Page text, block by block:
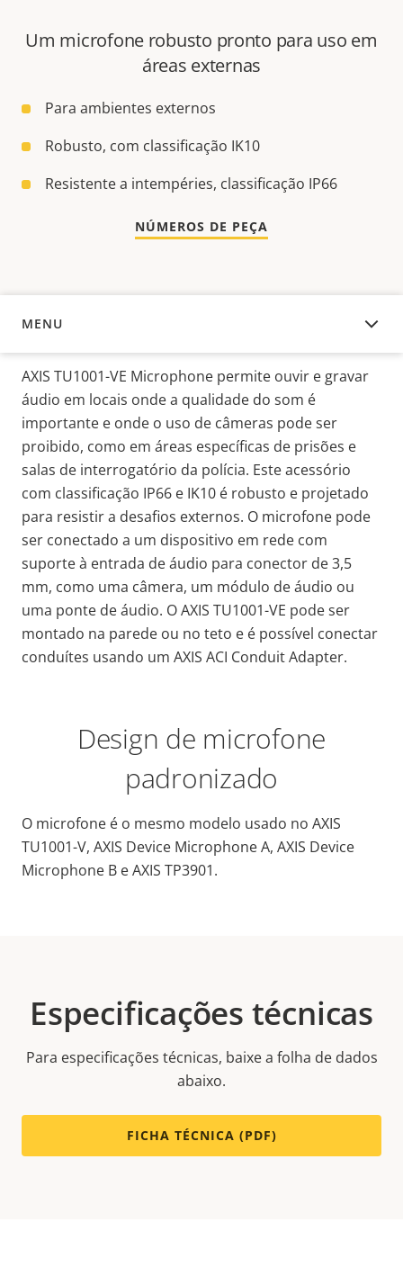
Um microfone robusto pronto para uso em
áreas externas
Para ambientes externos
Robusto, com classificação IK10
Resistente a intempéries, classificação IP66
NÚMEROS DE PEÇA
MENU
VISÃO GERAL
AXIS TU1001-VE Microphone permite ouvir e gravar
áudio em locais onde a qualidade do som é
importante e onde o uso de câmeras pode ser
proibido, como em áreas específicas de prisões e
salas de interrogatório da polícia. Este acessório
com classificação IP66 e IK10 é robusto e projetado
para resistir a desafios externos. O microfone pode
ser conectado a um dispositivo em rede com
suporte à entrada de áudio para conector de 3,5
mm, como uma câmera, um módulo de áudio ou
uma ponte de áudio. O AXIS TU1001-VE pode ser
montado na parede ou no teto e é possível conectar
conduítes usando um AXIS ACI Conduit Adapter.
Design de microfone
padronizado
O microfone é o mesmo modelo usado no AXIS
TU1001-V, AXIS Device Microphone A, AXIS Device
Microphone B e AXIS TP3901.
Especificações técnicas
Para especificações técnicas, baixe a folha de dados
abaixo.
FICHA TÉCNICA (PDF)